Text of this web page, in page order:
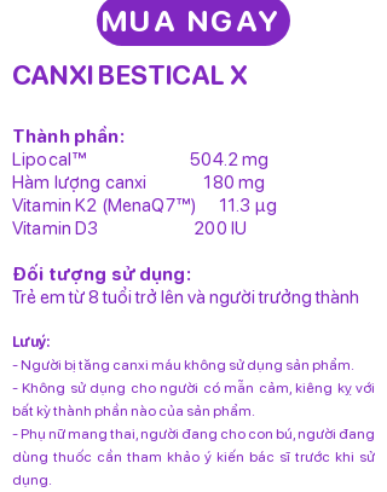
MUA NGAY
CANXI BESTICAL X
Thành phần:
Lipocal™ 504.2 mg
Hàm lượng canxi 180 mg
Vitamin K2 (MenaQ7™) 11.3 µg
Vitamin D3 200 IU
Đối tượng sử dụng:
Trẻ em từ 8 tuổi trở lên và người trưởng thành
Lưu ý:
- Người bị tăng canxi máu không sử dụng sản phẩm.
- Không sử dụng cho người có mẫn cảm, kiêng kỵ với
bất kỳ thành phần nào của sản phẩm.
- Phụ nữ mang thai, người đang cho con bú, người đang
dùng thuốc cần tham khảo ý kiến bác sĩ trước khi sử
dụng.